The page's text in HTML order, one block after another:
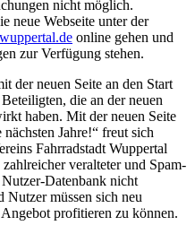
nicht möglich.
neue Webseite unter der
online gehen und
zur Verfügung stehen.
der neuen Seite an den Start
die an der neuen
haben. Mit der neuen Seite
Jahre!“ freut sich
Fahrradstadt Wuppertal
veralteter und Spam-
Datenbank nicht
müssen sich neu
profitieren zu können.